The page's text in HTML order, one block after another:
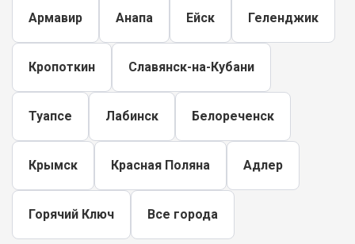
Армавир Анапа Ейск Геленджик
Кропоткин Славянск-на-Кубани
Туапсе Лабинск Белореченск
Крымск Красная Поляна Адлер
Горячий Ключ Все города